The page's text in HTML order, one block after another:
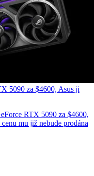
5090 za $4600, Asus ji
RTX 5090 za $4600,
mu již nebude prodána